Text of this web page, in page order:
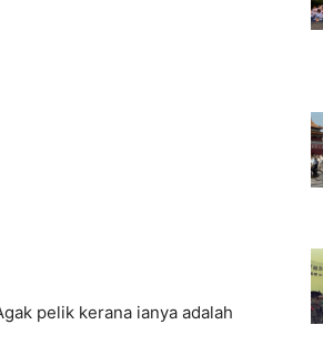
pelik kerana ianya adalah